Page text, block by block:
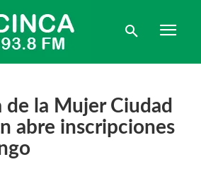
de la Mujer Ciudad
abre inscripciones